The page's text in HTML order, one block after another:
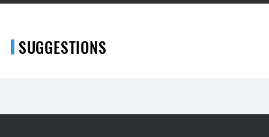
SUGGESTIONS